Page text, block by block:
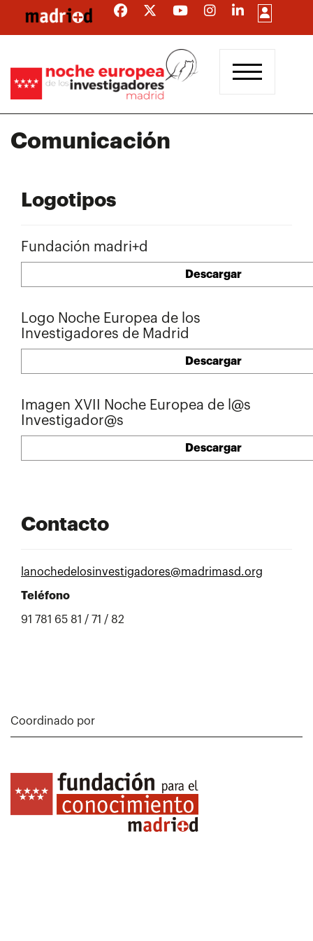
Comunicación
Logotipos
Fundación madri+d
Descargar
Logo Noche Europea de los
Investigadores de Madrid
Descargar
Imagen XVII Noche Europea de l@s
Investigador@s
Descargar
Contacto
lanochedelosinvestigadores@madrimasd.org
Teléfono
91 781 65 81 / 71 / 82
Coordinado por